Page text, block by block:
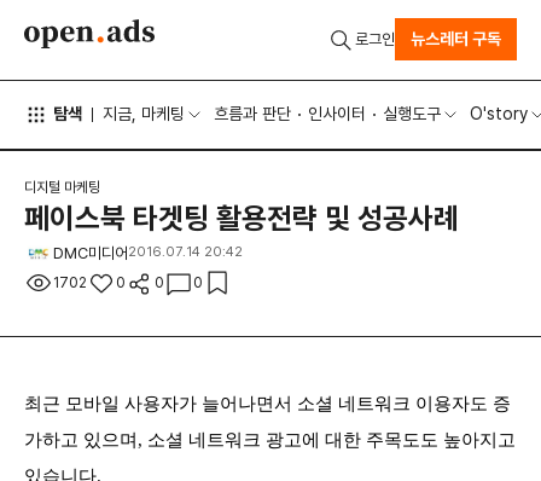
탐색 지금, 마케팅 흐름과 판단 인사이터 실행도구 O'story
로그인 뉴스레터 구독
디지털 마케팅
페이스북 타겟팅 활용전략 및 성공사례
DMC미디어 2016.07.14 20:42
1702 0 0 0
최근 모바일 사용자가 늘어나면서 소셜 네트워크 이용자도 증
가하고 있으며, 소셜 네트워크 광고에 대한 주목도도 높아지고
있습니다.